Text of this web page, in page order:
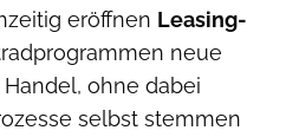
eröffnen Leasing-
neue
ohne dabei
selbst stemmen